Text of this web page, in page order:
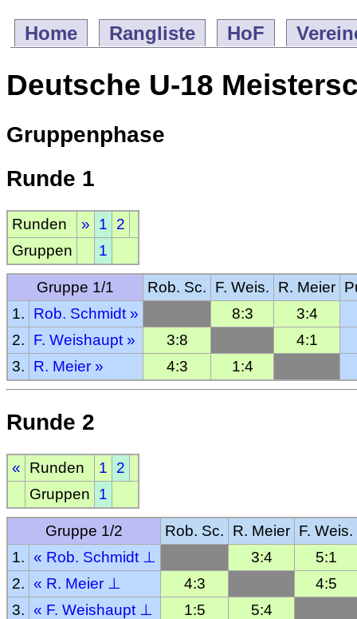
Home Rangliste HoF
Deutsche U-18
Gruppenphase
Runde 1
Runden » 1
2
Gruppen
1
Gruppe 1/1 Rob. Sc. F. Weis. R. Meier
1.
Rob. Schmidt » 8:3
3:4
2.
F. Weishaupt » 3:8
4:1
3.
R. Meier » 4:3 1:4
Runde 2
« Runden 1
2
Gruppen
1
Gruppe 1/2 Rob. Sc. R. Meier F. Weis.
1. « Rob. Schmidt ⊥ 3:4
5:1
2. « R. Meier ⊥ 4:3
4:5
3. « F. Weishaupt ⊥ 1:5 5:4